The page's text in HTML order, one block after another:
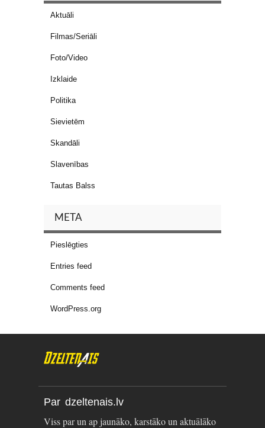
Aktuāli
Filmas/Seriāli
Foto/Video
Izklaide
Politika
Sievietēm
Skandāli
Slavenības
Tautas Balss
META
Pieslēgties
Entries feed
Comments feed
WordPress.org
Par dzeltenais.lv
Viss par un ap jaunāko, karstāko un aktuālāko